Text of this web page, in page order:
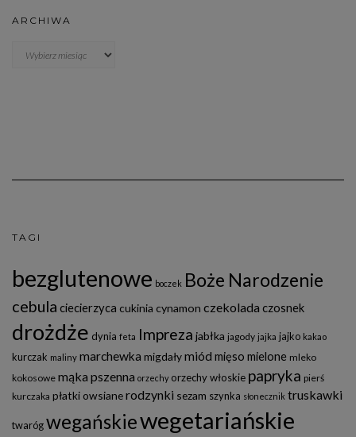
ARCHIWA
TAGI
bezglutenowe boczek Boże Narodzenie
cebula ciecierzyca cukinia cynamon czekolada czosnek
drożdże dynia feta Impreza jabłka jagody jajka jajko kakao
kurczak maliny marchewka migdałymiód mięso mielone mleko
kokosowe mąka pszenna orzechy orzechy włoskie papryka pierś
kurczaka płatki owsianerodzynki sezam szynka słonecznik truskawki
twarógwegańskiewegetariańskie